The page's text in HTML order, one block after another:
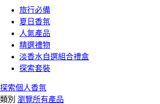
旅行必備
夏日香氛
人氣產品
精選禮物
淡香水自選組合禮盒
探索套裝
探索個人香氛
類別 瀏覽所有產品